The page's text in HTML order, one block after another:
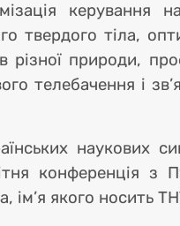
керування
твердого тіла,
різної природи,
телебачення і
наукових
конференція з
ім’я якого носить